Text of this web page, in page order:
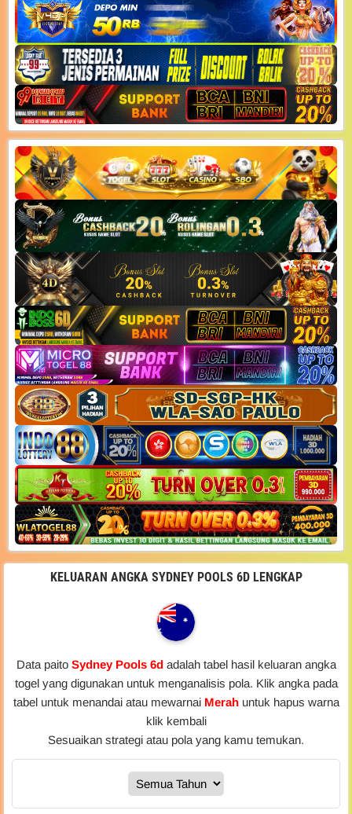
KELUARAN ANGKA SYDNEY POOLS 6D LENGKAP
Data paito Sydney Pools 6d adalah tabel hasil keluaran angka
togel yang digunakan untuk menganalisis pola. Klik angka pada
tabel untuk menandai atau mewarnai Merahuntuk hapus warna
klik kembali
Sesuaikan strategi atau pola yang kamu temukan.